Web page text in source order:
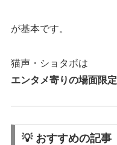
が基本です。
猫声・ショタボは
エンタメ寄りの場面限定
💡 おすすめの記事